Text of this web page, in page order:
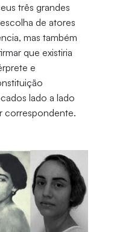
três grandes
de atores
mas também
que existiria
e
lado a lado
correspondente.